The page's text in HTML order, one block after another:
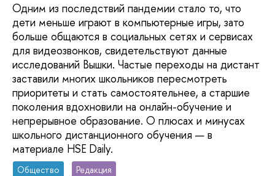
Одним из последствий пандемии стало то, что
дети меньше играют в компьютерные игры, зато
больше общаются в социальных сетях и сервисах
для видеозвонков, свидетельствуют данные
исследований Вышки. Частые переходы на дистант
заставили многих школьников пересмотреть
приоритеты и стать самостоятельнее, а старшие
поколения вдохновили на онлайн-обучение и
непрерывное образование. О плюсах и минусах
школьного дистанционного обучения — в
материале HSE Daily.
Общество
Редакция